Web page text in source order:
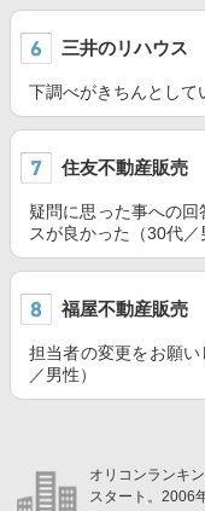
三井のリハウス
下調べがきちんとして
住友不動産販売
疑問に思った事への
スが良かった（30代／
福屋不動産販売
担当者の変更をお願
／男性）
オリコンランキ
スタート。2006